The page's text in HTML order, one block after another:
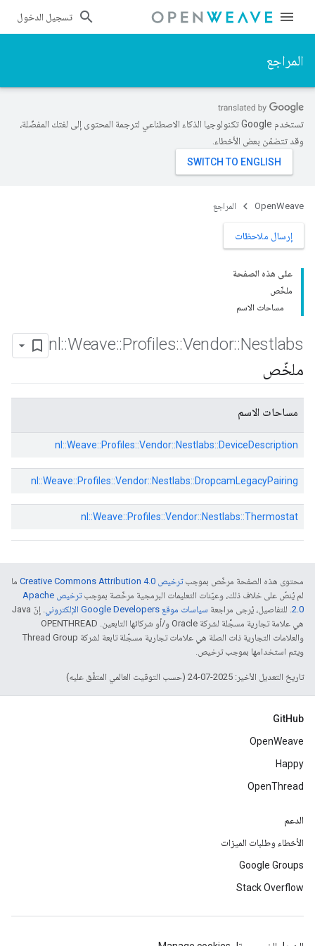
تسجيل الدخول
المراجع
تستخدم Google تكنولوجيا الذكاء الاصطناعي لترجمة المحتوى إلى لغتك المفضّلة،
وقد تتضمّن بعض الأخطاء.
OpenWeave المراجع
إرسال ملاحظات
على هذه الصفحة
ملخّص
مساحات الاسم
nl ::Weave::Profiles::Vendor::Nestlabs
ملخّص
مساحات الاسم
nl::Weave::Profiles::Vendor::Nestlabs::DeviceDescription
nl::Weave::Profiles::Vendor::Nestlabs::DropcamLegacyPairing
nl::Weave::Profiles::Vendor::Nestlabs::Thermostat
محتوى هذه الصفحة مرخّص بموجبترخيص Creative Commons Attribution 4.0‏
ما
لم يُنصّ على خلاف ذلك، وعيّنات التعليمات البرمجية مرخّصة بموجب
ترخيص Apache
2.0‏. للتفاصيل، يُرجى مراجعة سياسات موقع Google Developers الإلكتروني
. إنّ Java
هي علامة تجارية مسجَّلة لشركة Oracle و/أو شركائها التابعين. ‫OPENTHREAD
والعلامات التجارية ذات الصلة هي علامات تجارية مسجّلة تابعة لشركة Thread Group
ويتم استخدامها بموجب ترخيص.
تاريخ التعديل الأخير: 2025-07-24 (حسب التوقيت العالمي المتفَّق عليه)
GitHub
OpenWeave
Happy
OpenThread
الدعم
الأخطاء وطلبات الميزات
Google Groups
Stack Overflow